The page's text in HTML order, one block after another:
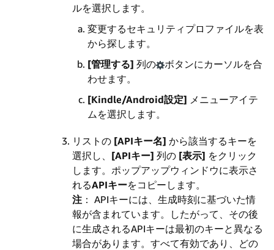
ルを選択します。
変更するセキュリティプロファイルを表
から探します。
[管理する] 列の
ボタンにカーソルを合
わせます。
[Kindle/Android設定] メニューアイテ
ムを選択します。
リストの [APIキー名] から該当するキーを
選択し、 [APIキー] 列の [表示] をクリック
します。ポップアップウィンドウに表示さ
れるAPIキーをコピーします。
注 ： APIキーには、生成時刻に基づいた情
報が含まれています。したがって、その後
に生成されるAPIキーは最初のキーと異なる
場合があります。すべて有効であり、どの